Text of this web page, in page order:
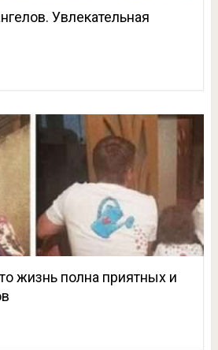
Увлекательная
жизнь полна приятных и